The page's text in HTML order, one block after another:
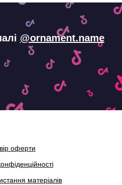
@ornament.name
оферти
матеріалів